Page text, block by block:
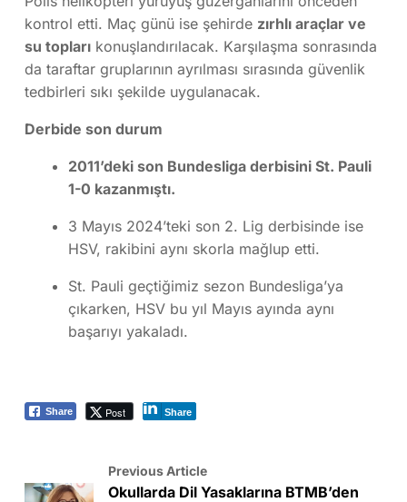
kontrol etti. Maç günü ise şehirde zırhlı araçlar ve
su topları konuşlandırılacak. Karşılaşma sonrasında
da taraftar gruplarının ayrılması sırasında güvenlik
tedbirleri sıkı şekilde uygulanacak.
Derbide son durum
2011’deki son Bundesliga derbisini St. Pauli
1-0 kazanmıştı.
3 Mayıs 2024’teki son 2. Lig derbisinde ise
HSV, rakibini aynı skorla mağlup etti.
St. Pauli geçtiğimiz sezon Bundesliga’ya
çıkarken, HSV bu yıl Mayıs ayında aynı
başarıyı yakaladı.
Share Post Share
Previous Article
Okullarda Dil Yasaklarına BTMB’den